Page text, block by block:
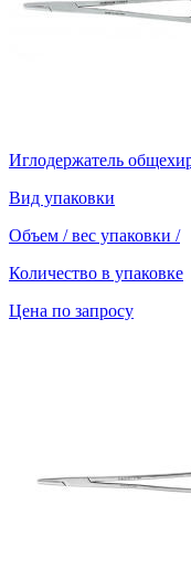
Иглодержатель
Вид упаковки
Объем / вес упаковки /
Количество в упаковке
Цена по запросу